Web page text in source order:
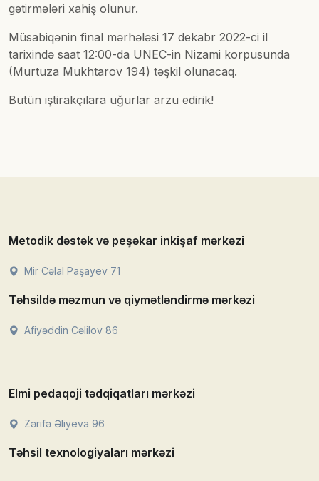
gətirmələri xahiş olunur.
Müsabiqənin final mərhələsi 17 dekabr 2022-ci il
tarixində saat 12:00-da UNEC-in Nizami korpusunda
(Murtuza Mukhtarov 194) təşkil olunacaq.
Bütün iştirakçılara uğurlar arzu edirik!
Metodik dəstək və peşəkar inkişaf mərkəzi
Mir Cəlal Paşayev 71
Təhsildə məzmun və qiymətləndirmə mərkəzi
Afiyəddin Cəlilov 86
Elmi pedaqoji tədqiqatları mərkəzi
Zərifə Əliyeva 96
Təhsil texnologiyaları mərkəzi